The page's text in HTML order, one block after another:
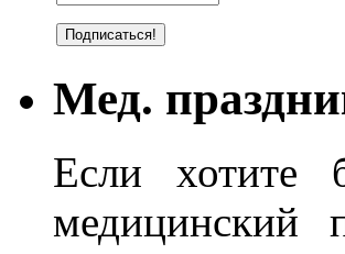
Мед.
Если хотите
медицинский